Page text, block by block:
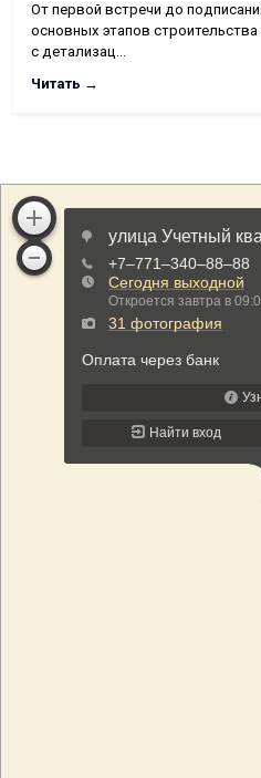
От первой встречи до
основных этапов
с детализац…
Читать →